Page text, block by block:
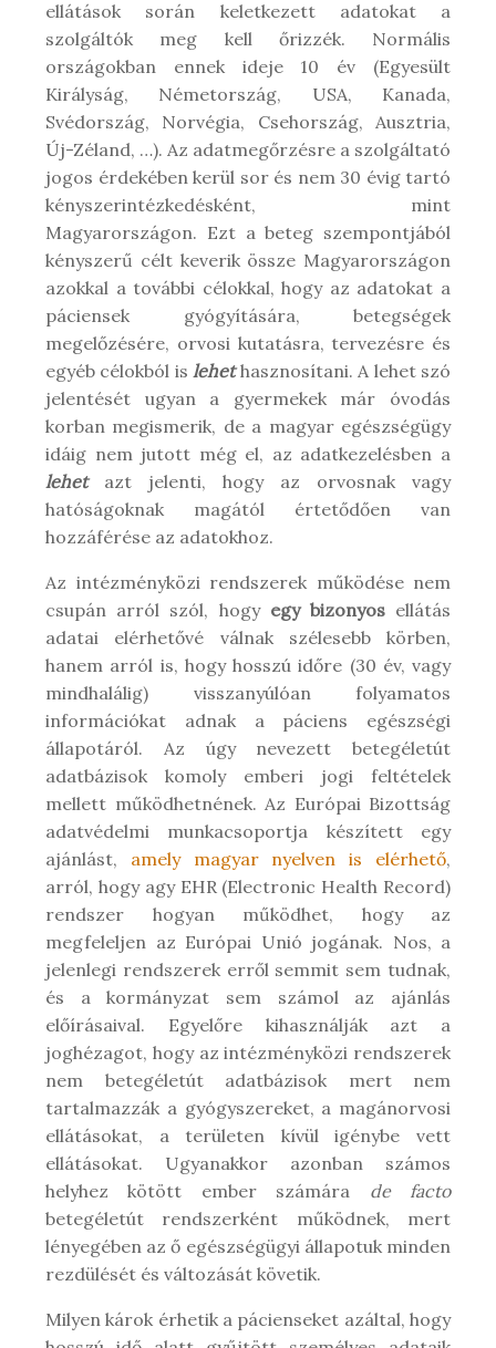
ellátások során keletkezett adatokat a
szolgáltók meg kell őrizzék. Normális
országokban ennek ideje 10 év (Egyesült
Királyság, Németország, USA, Kanada,
Svédország, Norvégia, Csehország, Ausztria,
Új-Zéland, …). Az adatmegőrzésre a szolgáltató
jogos érdekében kerül sor és nem 30 évig tartó
kényszerintézkedésként, mint
Magyarországon. Ezt a beteg szempontjából
kényszerű célt keverik össze Magyarországon
azokkal a további célokkal, hogy az adatokat a
páciensek gyógyítására, betegségek
megelőzésére, orvosi kutatásra, tervezésre és
egyéb célokból is lehethasznosítani. A lehet szó
jelentését ugyan a gyermekek már óvodás
korban megismerik, de a magyar egészségügy
idáig nem jutott még el, az adatkezelésben a
lehetazt jelenti, hogy az orvosnak vagy
hatóságoknak magától értetődően van
hozzáférése az adatokhoz.
Az intézményközi rendszerek működése nem
csupán arról szól, hogy egy bizonyosellátás
adatai elérhetővé válnak szélesebb körben,
hanem arról is, hogy hosszú időre (30 év, vagy
mindhalálig) visszanyúlóan folyamatos
információkat adnak a páciens egészségi
állapotáról. Az úgy nevezett betegéletút
adatbázisok komoly emberi jogi feltételek
mellett működhetnének. Az Európai Bizottság
adatvédelmi munkacsoportja készített egy
ajánlást, amely magyar nyelven is elérhető,
arról, hogy agy EHR (Electronic Health Record)
rendszer hogyan működhet, hogy az
megfeleljen az Európai Unió jogának. Nos, a
jelenlegi rendszerek erről semmit sem tudnak,
és a kormányzat sem számol az ajánlás
előírásaival. Egyelőre kihasználják azt a
joghézagot, hogy az intézményközi rendszerek
nem betegéletút adatbázisok mert nem
tartalmazzák a gyógyszereket, a magánorvosi
ellátásokat, a területen kívül igénybe vett
ellátásokat. Ugyanakkor azonban számos
helyhez kötött ember számára de facto
betegéletút rendszerként működnek, mert
lényegében az ő egészségügyi állapotuk minden
rezdülését és változását követik.
Milyen károk érhetik a pácienseket azáltal, hogy